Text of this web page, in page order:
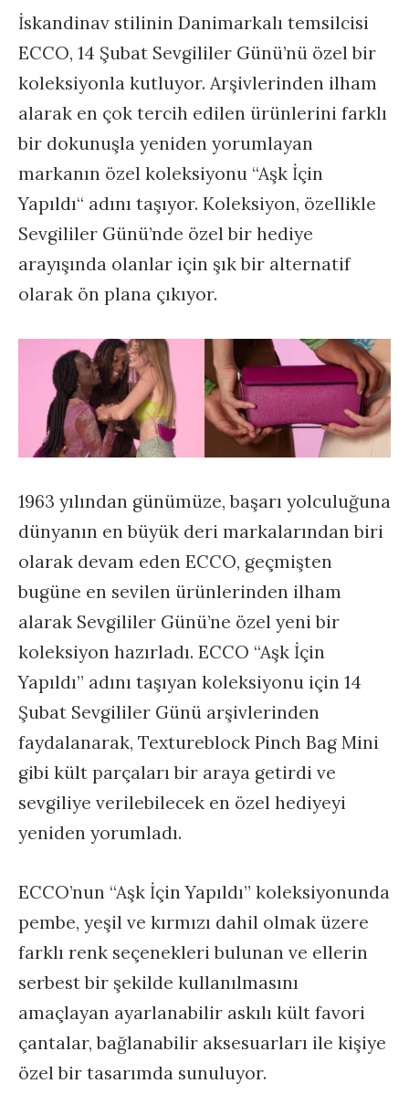
İskandinav stilinin Danimarkalı temsilcisi
ECCO, 14 Şubat Sevgililer Günü’nü özel bir
koleksiyonla kutluyor. Arşivlerinden ilham
alarak en çok tercih edilen ürünlerini farklı
bir dokunuşla yeniden yorumlayan
markanın özel koleksiyonu “Aşk İçin
Yapıldı“ adını taşıyor. Koleksiyon, özellikle
Sevgililer Günü’nde özel bir hediye
arayışında olanlar için şık bir alternatif
olarak ön plana çıkıyor.
1963 yılından günümüze, başarı yolculuğuna
dünyanın en büyük deri markalarından biri
olarak devam eden ECCO, geçmişten
bugüne en sevilen ürünlerinden ilham
alarak Sevgililer Günü’ne özel yeni bir
koleksiyon hazırladı. ECCO “Aşk İçin
Yapıldı” adını taşıyan koleksiyonu için 14
Şubat Sevgililer Günü arşivlerinden
faydalanarak, Textureblock Pinch Bag Mini
gibi kült parçaları bir araya getirdi ve
sevgiliye verilebilecek en özel hediyeyi
yeniden yorumladı.
ECCO’nun “Aşk İçin Yapıldı” koleksiyonunda
pembe, yeşil ve kırmızı dahil olmak üzere
farklı renk seçenekleri bulunan ve ellerin
serbest bir şekilde kullanılmasını
amaçlayan ayarlanabilir askılı kült favori
çantalar, bağlanabilir aksesuarları ile kişiye
özel bir tasarımda sunuluyor.